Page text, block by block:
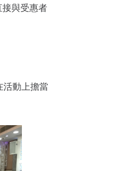
與受惠者
活動上擔當